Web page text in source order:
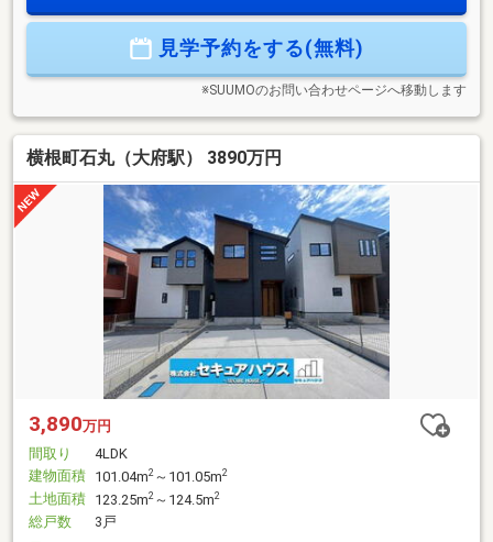
見学予約をする(無料)
※SUUMOのお問い合わせページへ移動します
横根町石丸（大府駅） 3890万円
3,890万円
間取り
4LDK
建物面積 101.04m2 ～101.05m2
土地面積 123.25m2 ～124.5m2
総戸数
3戸